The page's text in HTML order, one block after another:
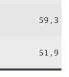
59,3
51,9